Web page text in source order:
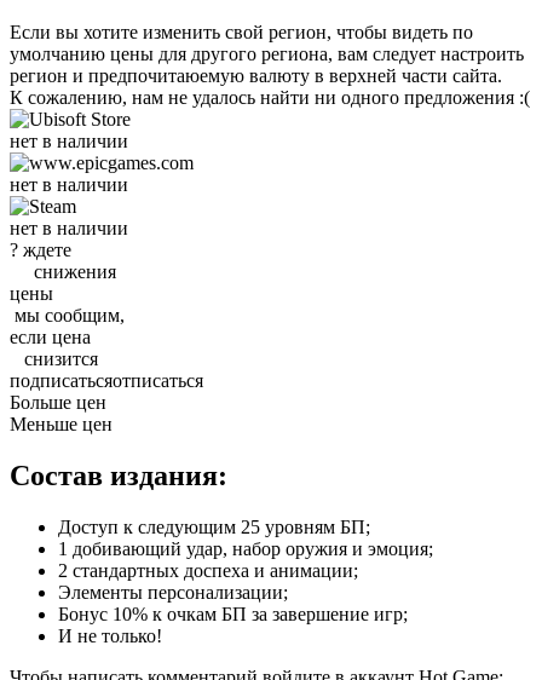
Если вы хотите изменить свой регион, чтобы видеть по
умолчанию цены для другого региона, вам следует настроить
регион и предпочитаюемую валюту в верхней части сайта.
К сожалению, нам не удалось найти ни одного предложения :(
нет в наличии
нет в наличии
нет в наличии
? ждете
снижения
цены
мы сообщим,
если цена
снизится
подписатьсяотписаться
Больше цен
Меньше цен
Состав издания:
Доступ к следующим 25 уровням БП;
1 добивающий удар, набор оружия и эмоция;
2 стандартных доспеха и анимации;
Элементы персонализации;
Бонус 10% к очкам БП за завершение игр;
И не только!